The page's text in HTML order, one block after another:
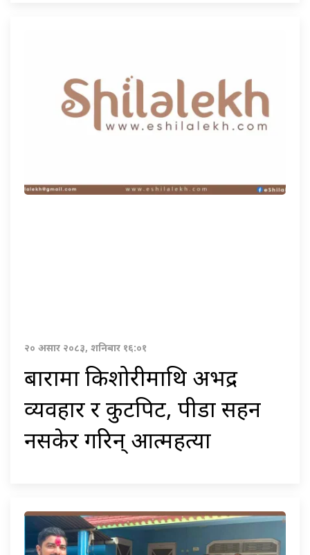
२० असार २०८३, शनिबार १६:०१
बारामा किशोरीमाथि अभद्र
व्यवहार र कुटपिट, पीडा सहन
नसकेर गरिन् आत्महत्या